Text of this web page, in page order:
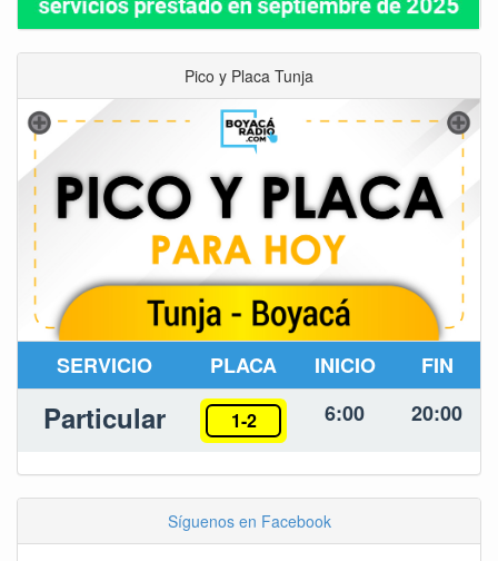
Pico y Placa Tunja
SERVICIO PLACA INICIO FIN
Particular 1-2 6:00 20:00
Síguenos en Facebook